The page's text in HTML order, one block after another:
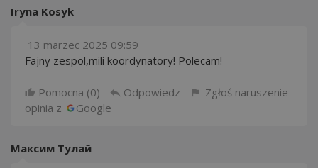
Iryna Kosyk
13 marzec 2025 09:59
Fajny zespol,mili koordynatory! Polecam!
Pomocna (0) Odpowiedz
Zgłoś naruszenie
opinia z
Google
Максим Тулай